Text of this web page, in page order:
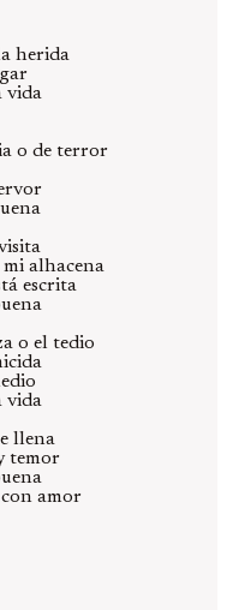
herida
vida
o de terror
alhacena
escrita
o el tedio
vida
llena
temor
amor